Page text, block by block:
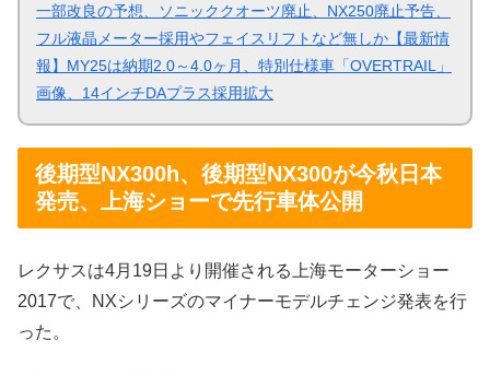
一部改良の予想、ソニッククオーツ廃止、NX250廃止予告、
フル液晶メーター採用やフェイスリフトなど無しか【最新情
報】MY25は納期2.0～4.0ヶ月、特別仕様車「OVERTRAIL」
画像、14インチDAプラス採用拡大
後期型NX300h、後期型NX300が今秋日本
発売、上海ショーで先行車体公開
レクサスは4月19日より開催される上海モーターショー
2017で、NXシリーズのマイナーモデルチェンジ発表を行
った。